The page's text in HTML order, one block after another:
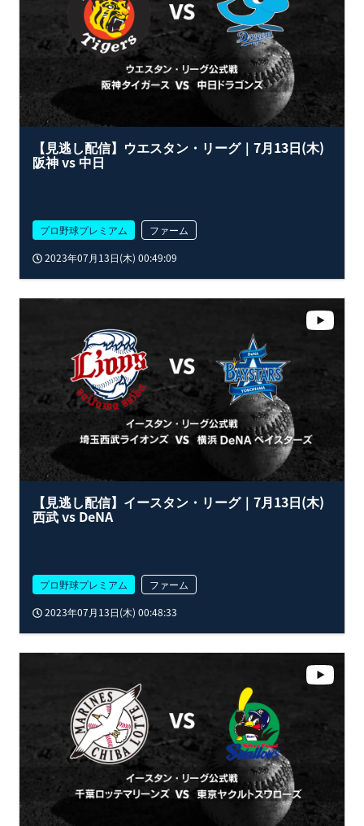
【見逃し配信】ウエスタン・リーグ｜7月13日(木)
阪神 vs 中日
プロ野球プレミアム
ファーム
2023年07月13日(木) 00:49:09
【見逃し配信】イースタン・リーグ｜7月13日(木)
西武 vs DeNA
プロ野球プレミアム
ファーム
2023年07月13日(木) 00:48:33